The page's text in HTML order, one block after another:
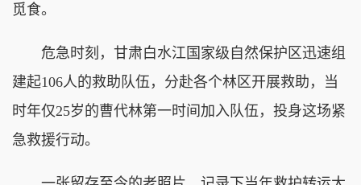
觅食。
危急时刻，甘肃白水江国家级自然保护区迅速组
建起106人的救助队伍，分赴各个林区开展救助，当
时年仅25岁的曹代林第一时间加入队伍，投身这场紧
急救援行动。